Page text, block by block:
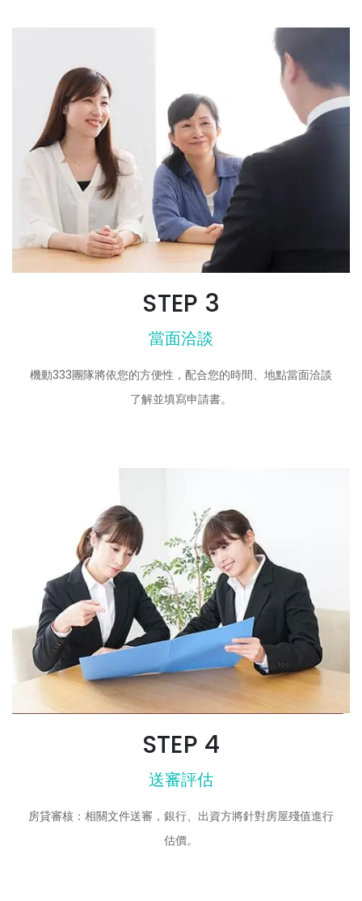
STEP 3
當面洽談
機動333團隊將依您的方便性，配合您的時間、地點當面洽談
了解並填寫申請書。
STEP 4
送審評估
房貸審核：相關文件送審，銀行、出資方將針對房屋殘值進行
估價。